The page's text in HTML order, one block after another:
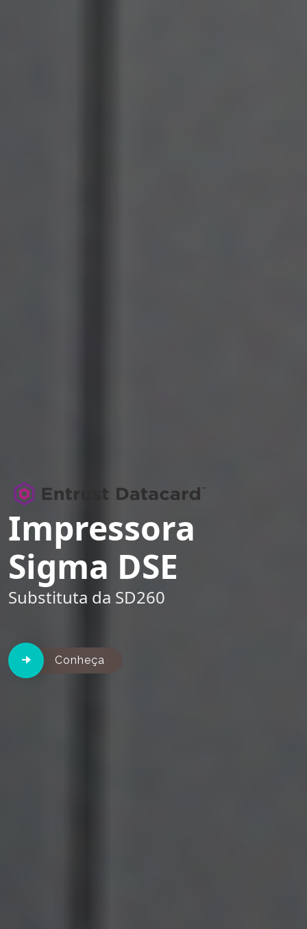
Impressora
Sigma DSE
Substituta da SD260
Conheça